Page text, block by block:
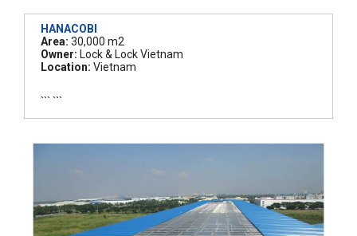
HANACOBI
Area: 30,000 m2
Owner: Lock & Lock Vietnam
Location: Vietnam
``` ```